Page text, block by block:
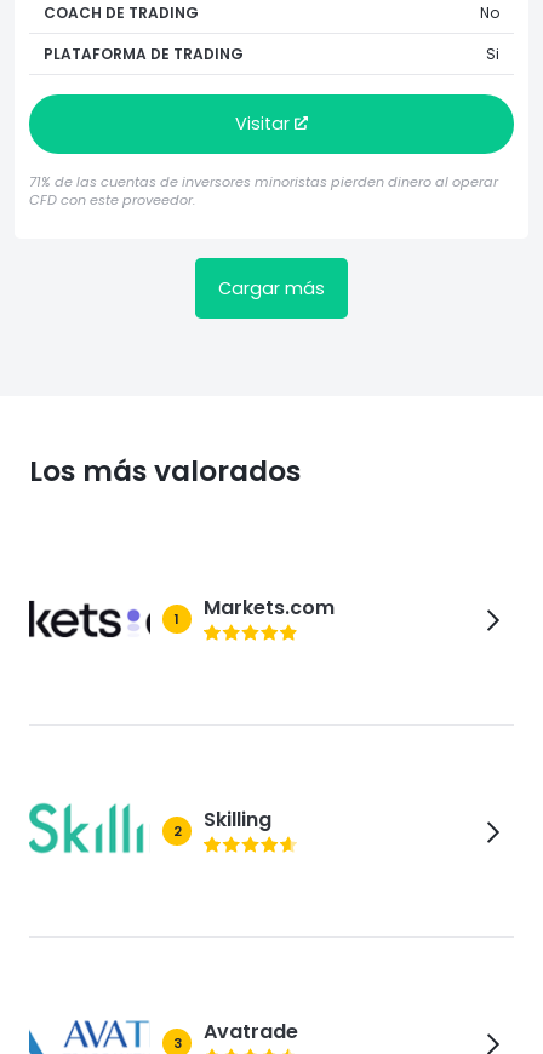
COACH DE TRADING
No
PLATAFORMA DE TRADING
Si
Visitar
71% de las cuentas de inversores minoristas pierden dinero al operar
CFD con este proveedor.
Cargar más
Los más valorados
1 Markets.com
2 Skilling
3 Avatrade